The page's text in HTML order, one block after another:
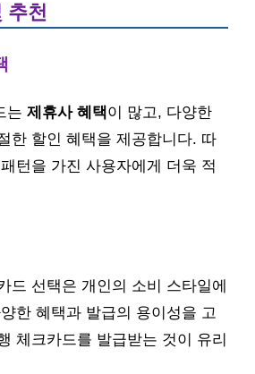
추천
는 제휴사 혜택이 많고, 다양한
한 할인 혜택을 제공합니다. 따
턴을 가진 사용자에게 더욱 적
드 선택은 개인의 소비 스타일에
한 혜택과 발급의 용이성을 고
체크카드를 발급받는 것이 유리